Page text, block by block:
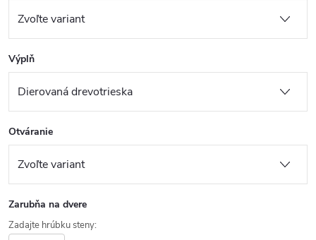
Výplň
Otváranie
Zarubňa na dvere
Zadajte hrúbku steny: